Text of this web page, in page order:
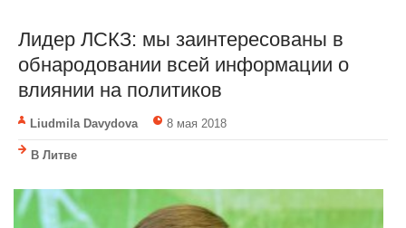
Лидер ЛСКЗ: мы заинтересованы в
обнародовании всей информации о
влиянии на политиков
Liudmila Davydova 8 мая 2018
В Литве